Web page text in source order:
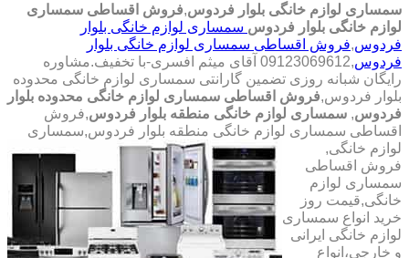
سمساری لوازم خانگی بلوار فردوس,فروش اقساطی سمساری
لوازم خانگی بلوار فردوس سمساری لوازم خانگی بلوار
فردوس,فروش اقساطی سمساری لوازم خانگی بلوار
فردوس
,09123069612 آقای میثم افسری-با تخفیف.مشاوره
رایگان شبانه روزی تضمین گارانتی سمساری لوازم خانگی محدوده
بلوار فردوس,فروش اقساطی سمساری لوازم خانگی محدوده بلوار
فردوس, سمساری لوازم خانگی منطقه بلوار فردوس,فروش
اقساطی سمساری لوازم خانگی منطقه بلوار فردوس,سمساری
لوازم خانگی,
فروش اقساطی
سمساری لوازم
خانگی,قیمت روز
خرید انواع سمساری
لوازم خانگی ایرانی
و خارجی،انواع